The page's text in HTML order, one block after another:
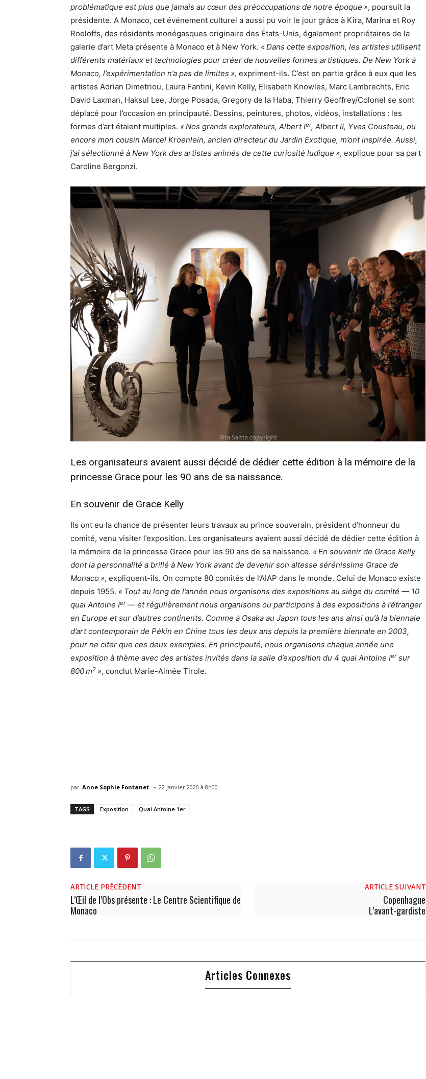
problématique est plus que jamais au cœur des préoccupations de notre époque », poursuit la
présidente. A Monaco, cet événement culturel a aussi pu voir le jour grâce à Kira, Marina et Roy
Roeloffs, des résidents monégasques originaire des États-Unis, également propriétaires de la
galerie d’art Meta présente à Monaco et à New York. « Dans cette exposition, les artistes utilisent
différents matériaux et technologies pour créer de nouvelles formes artistiques. De New York à
Monaco, l’expérimentation n’a pas de limites », expriment-ils. C’est en partie grâce à eux que les
artistes Adrian Dimetriou, Laura Fantini, Kevin Kelly, Elisabeth Knowles, Marc Lambrechts, Eric
David Laxman, Haksul Lee, Jorge Posada, Gregory de la Haba, Thierry Geoffrey/Colonel se sont
déplacé pour l’occasion en principauté. Dessins, peintures, photos, vidéos, installations : les
formes d’art étaient multiples. « Nos grands explorateurs, Albert Ier, Albert II, Yves Cousteau, ou
encore mon cousin Marcel Kroenlein, ancien directeur du Jardin Exotique, m’ont inspirée. Aussi,
j’ai sélectionné à New York des artistes animés de cette curiosité ludique », explique pour sa part
Caroline Bergonzi.
Les organisateurs avaient aussi décidé de dédier cette édition à la mémoire de la
princesse Grace pour les 90 ans de sa naissance.
En souvenir de Grace Kelly
Ils ont eu la chance de présenter leurs travaux au prince souverain, président d’honneur du
comité, venu visiter l’exposition. Les organisateurs avaient aussi décidé de dédier cette édition à
la mémoire de la princesse Grace pour les 90 ans de sa naissance. « En souvenir de Grace Kelly
dont la personnalité a brillé à New York avant de devenir son altesse sérénissime Grace de
Monaco », expliquent-ils. On compte 80 comités de l’AIAP dans le monde. Celui de Monaco existe
depuis 1955. « Tout au long de l’année nous organisons des expositions au siège du comité — 10
quai Antoine Ier— et régulièrement nous organisons ou participons à des expositions à l’étranger
en Europe et sur d’autres continents. Comme à Osaka au Japon tous les ans ainsi qu’à la biennale
d’art contemporain de Pékin en Chine tous les deux ans depuis la première biennale en 2003,
pour ne citer que ces deux exemples. En principauté, nous organisons chaque année une
exposition à thème avec des artistes invités dans la salle d’exposition du 4 quai Antoine Iersur
800 m2 », conclut Marie-Aimée Tirole.
par Anne Sophie Fontanet - 22 janvier 2020 à 8h00
TAGS Exposition Quai Antoine 1er
ARTICLE PRÉCÉDENT
L’Œil de l’Obs présente : Le Centre Scientifique de
Monaco
ARTICLE SUIVANT
Copenhague
L’avant-gardiste
Articles Connexes